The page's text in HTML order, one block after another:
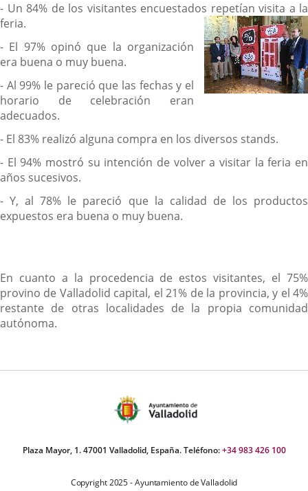
- Un 84% de los visitantes encuestados repetían visita a la
feria.
- El 97% opinó que la organización
era buena o muy buena.
- Al 99% le pareció que las fechas y el
horario de celebración eran
adecuados.
- El 83% realizó alguna compra en los diversos stands.
- El 94% mostró su intención de volver a visitar la feria en
años sucesivos.
- Y, al 78% le pareció que la calidad de los productos
expuestos era buena o muy buena.
En cuanto a la procedencia de estos visitantes, el 75%
provino de Valladolid capital, el 21% de la provincia, y el 4%
restante de otras localidades de la propia comunidad
autónoma.
Plaza Mayor, 1. 47001 Valladolid, España. Teléfono:+34 983 426 100
Copyright 2025 - Ayuntamiento de Valladolid